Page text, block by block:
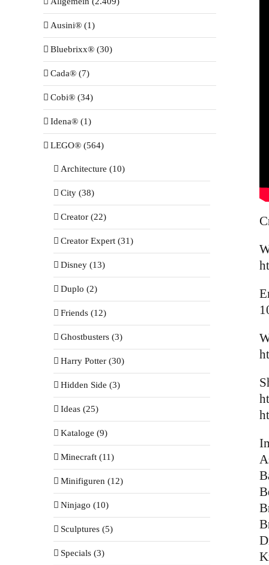
Ausini® (1)
Bluebrixx® (30)
Cada® (7)
Cobi® (34)
Idena® (1)
LEGO® (564)
Architecture (10)
City (38)
Creator (22)
Creator Expert (31)
Disney (13)
Duplo (2)
Friends (12)
Ghostbusters (3)
Harry Potter (30)
Hidden Side (3)
Ideas (25)
Kataloge (9)
Minecraft (11)
Minifiguren (12)
Ninjago (10)
Sculptures (5)
Specials (3)